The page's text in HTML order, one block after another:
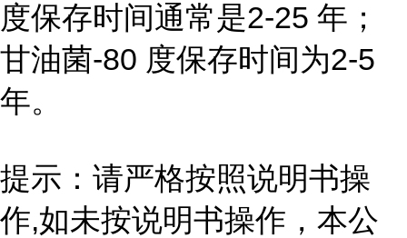
度保存时间通常是2-25 年；
甘油菌-80 度保存时间为2-5
年。
提示：请严格按照说明书操
作,如未按说明书操作，本公